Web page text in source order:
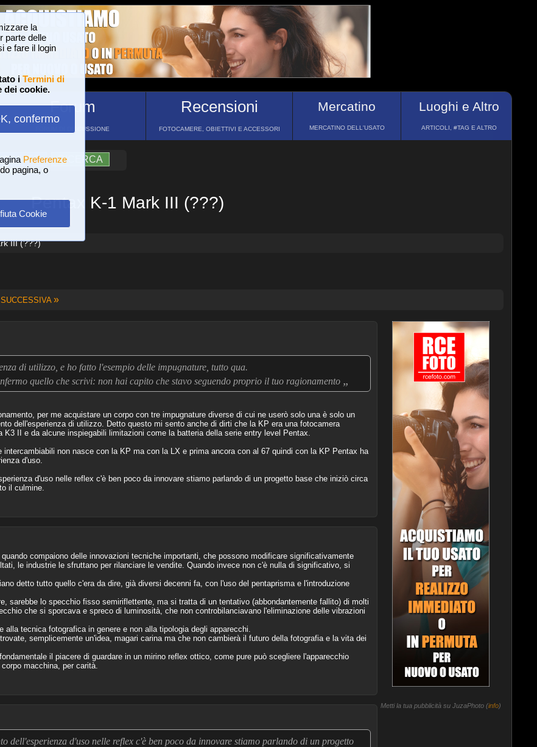
la
parte delle
e fare il login
i Termini di
dei cookie.
confermo
Preferenze
pagina, o
Cookie
Forum
FORUM DI DISCUSSIONE
Recensioni
FOTOCAMERE, OBIETTIVI E ACCESSORI
Mercatino
MERCATINO DELL'USATO
Luoghi e Altro
ARTICOLI, #TAG E ALTRO
?AIUTO RICERCA
Pentax K-1 Mark III (???)
III (???)
»
di utilizzo, e ho fatto l'esempio delle impugnature, tutto qua.
quello che scrivi: non hai capito che stavo seguendo proprio il tuo ragionamento „
per me acquistare un corpo con tre impugnature diverse di cui ne userò solo una è solo un
dell'esperienza di utilizzo. Detto questo mi sento anche di dirti che la KP era una fotocamera
II e da alcune inspiegabili limitazioni come la batteria della serie entry level Pentax.
non nasce con la KP ma con la LX e prima ancora con al 67 quindi con la KP Pentax ha
d'uso.
d'uso nelle reflex c'è ben poco da innovare stiamo parlando di un progetto base che iniziò circa
il culmine.
compaiono delle innovazioni tecniche importanti, che possono modificare significativamente
le industrie le sfruttano per rilanciare le vendite. Quando invece non c'è nulla di significativo, si
detto tutto quello c'era da dire, già diversi decenni fa, con l'uso del pentaprisma e l'introduzione
sarebbe lo specchio fisso semiriflettente, ma si tratta di un tentativo (abbondantemente fallito) di molti
che si sporcava e spreco di luminosità, che non controbilanciavano l'eliminazione delle vibrazioni
alla tecnica fotografica in genere e non alla tipologia degli apparecchi.
semplicemente un'idea, magari carina ma che non cambierà il futuro della fotografia e la vita dei
il piacere di guardare in un mirino reflex ottico, come pure può scegliere l'apparecchio
macchina, per carità.
dell'esperienza d'uso nelle reflex c'è ben poco da innovare stiamo parlando di un progetto
Metti la tua pubblicità su JuzaPhoto (info)